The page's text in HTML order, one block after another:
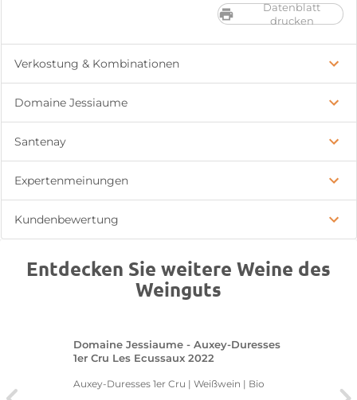
Datenblatt
drucken
Verkostung & Kombinationen
Domaine Jessiaume
Santenay
Expertenmeinungen
Kundenbewertung
Entdecken Sie weitere Weine des
Weinguts
Domaine Jessiaume - Auxey-Duresses
1er Cru Les Ecussaux 2022
Auxey-Duresses 1er Cru | Weißwein | Bio